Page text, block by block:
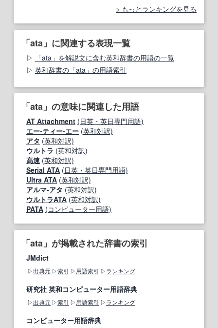
もっとランキングを見る
「ata」に関連する表現一覧
「ata」を解説文に含む英和辞書の用語の一覧
英和辞書の「ata」の用語索引
「ata」の意味に関連した用語
AT Attachment (日英・英日専門用語)
エー‐ティー‐エー (英和対訳)
アタ (英和対訳)
ウルトラ (英和対訳)
高速 (英和対訳)
Serial ATA (日英・英日専門用語)
Ultra ATA (英和対訳)
アルマ‐アタ (英和対訳)
ウルトラATA (英和対訳)
PATA (コンピューター用語)
「ata」が掲載された辞書の索引
JMdict
出典元 索引 用語索引 ランキング
研究社 英和コンピューター用語辞典
出典元 索引 用語索引 ランキング
コンピューター用語辞典